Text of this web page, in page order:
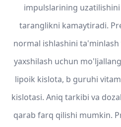
impulslarining uzatilishini
taranglikni kamaytiradi.
normal ishlashini
yaxshilash uchun
lipoik kislota, b guruhi
kislotasi. Aniq tarkibi va
qarab farq qilishi mumkin.